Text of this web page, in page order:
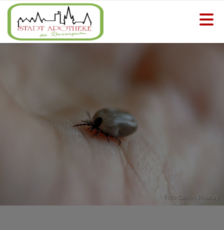
Foto: Catkin, Pixabay